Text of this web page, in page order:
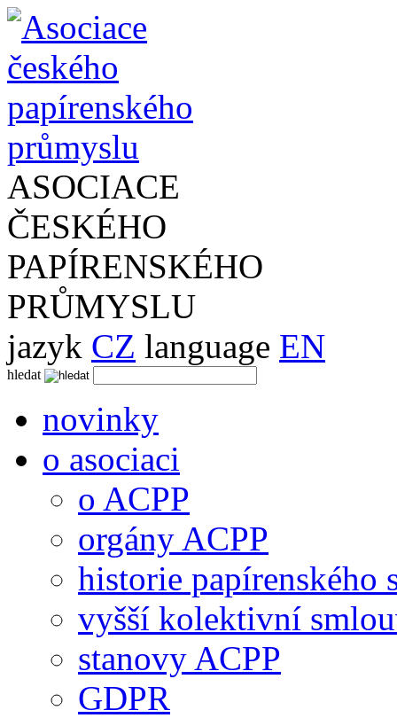
ASOCIACE
ČESKÉHO
PAPÍRENSKÉHO
PRŮMYSLU
jazyk CZ language EN
hledat
novinky
o asociaci
o ACPP
orgány ACPP
historie papírenského
vyšší kolektivní
stanovy ACPP
GDPR